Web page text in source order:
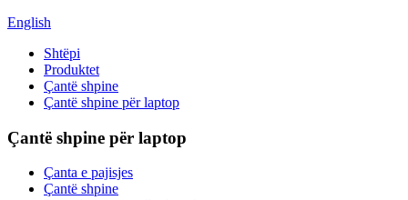
English
Shtëpi
Produktet
Çantë shpine
Çantë shpine për laptop
Çantë shpine për laptop
Çanta e pajisjes
Çantë shpine